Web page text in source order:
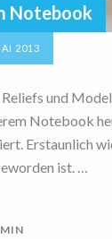
Notebook
2013
und
Notebook
Erstaunlich
ist. …